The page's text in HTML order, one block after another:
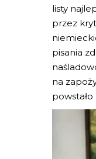
listy
przez
pisania
na
powstało